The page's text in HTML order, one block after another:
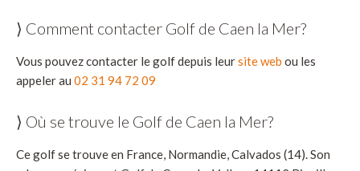
⟩ Comment contacter Golf de Caen la Mer?
Vous pouvez contacter le golf depuis leursite web ou les
appeler au 02 31 94 72 09
⟩ Où se trouve le Golf de Caen la Mer?
Ce golf se trouve en France, Normandie, Calvados (14). Son